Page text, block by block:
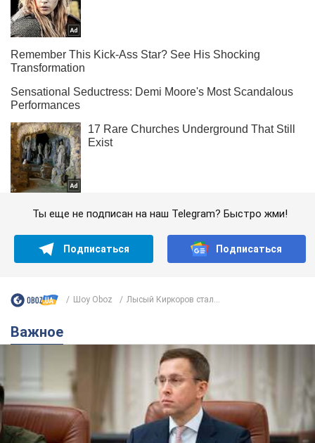
Ты еще не подписан на наш Telegram? Быстро жми!
Подписаться Подписаться
Шоу Oboz Лысый Киркоров стал...
Важное